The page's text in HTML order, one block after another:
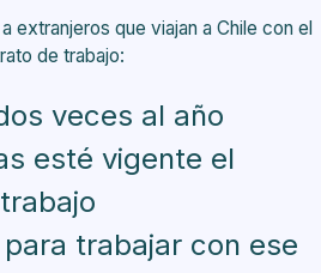
extranjeros que viajan a Chile con el
de trabajo:
veces al año
esté vigente el
trabajar con ese